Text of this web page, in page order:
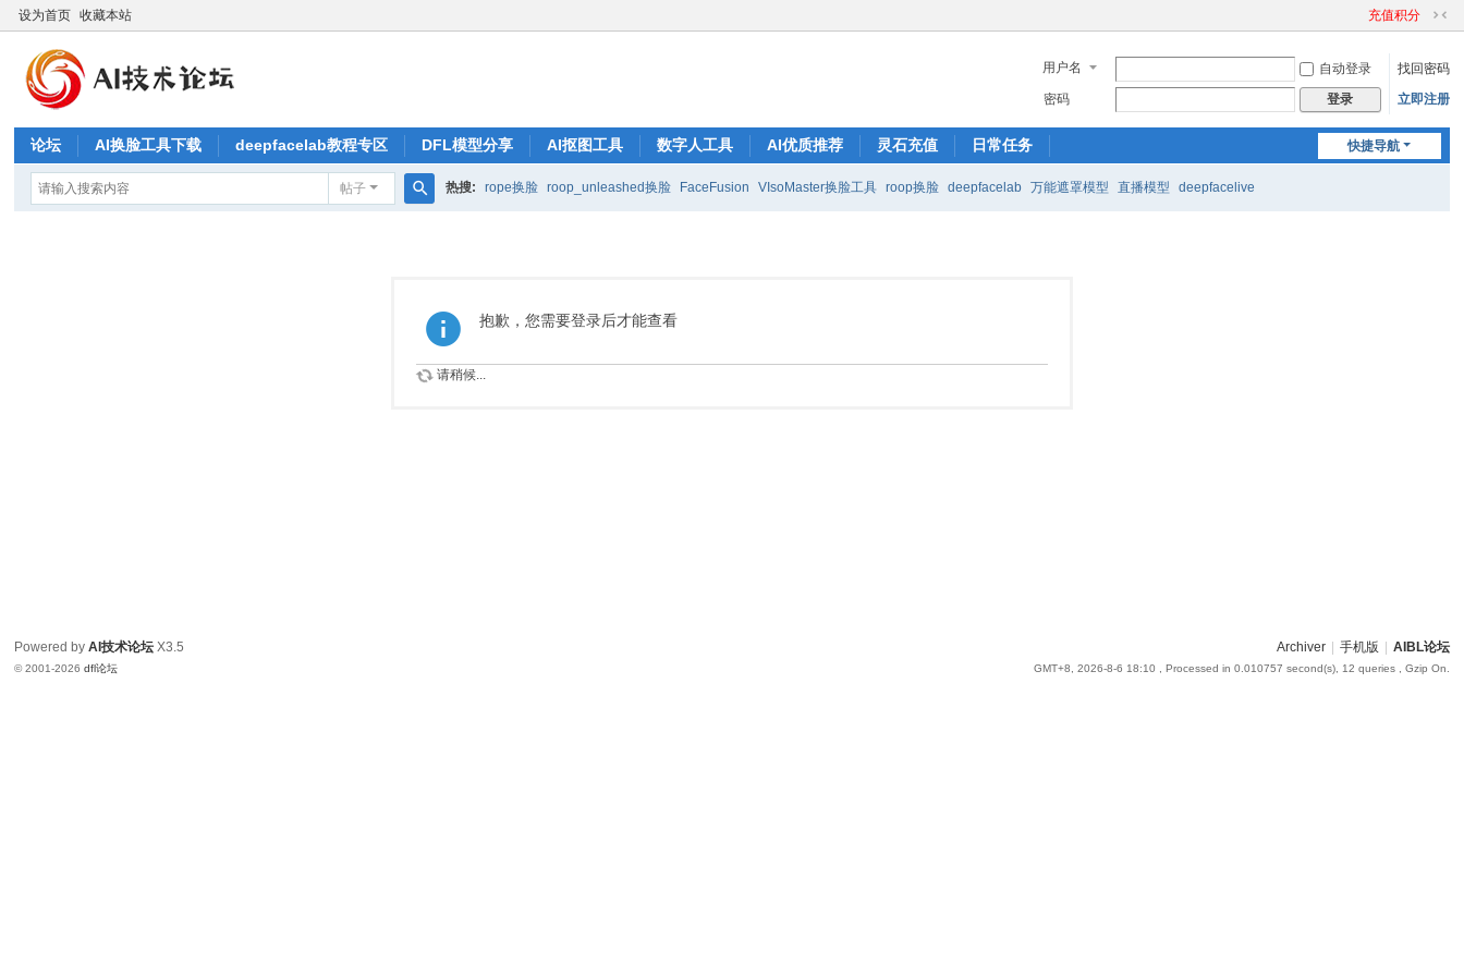
设为首页 收藏本站 充值积分
切
到
窄
用户名 自动登录
找回密码
密码
登录 立即注册
快捷导航
论坛 AI换脸工具下载 deepfacelab教程专区 DFL模型分享 AI抠图工具 数字人工具 AI优质推荐 灵石充值 日常任务
帖子 热搜: rope换脸 roop_unleashed换脸 FaceFusion VIsoMaster换脸工具 roop换脸 deepfacelab 万能遮罩模型 直播模型 deepfacelive
抱歉，您需要登录后才能查看
请稍候...
Archiver 手机版 AIBL论坛
GMT+8, 2026-8-6 18:10 , Processed in 0.010757 second(s), 12 queries , Gzip On.
Powered byAI技术论坛 X3.5
© 2001-2026dfl论坛